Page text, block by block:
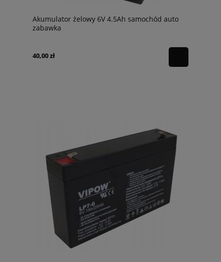
Akumulator żelowy 6V 4.5Ah samochód auto
zabawka
40,00 zł